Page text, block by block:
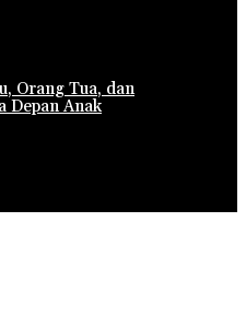
Orang Tua, dan
Depan Anak